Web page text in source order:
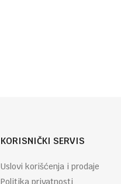
KORISNIČKI SERVIS
Uslovi korišćenja i prodaje
Politika privatnosti